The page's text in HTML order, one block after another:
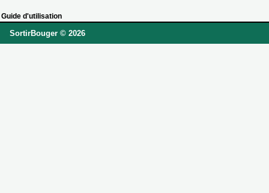
Guide d'utilisation
SortirBouger © 2026